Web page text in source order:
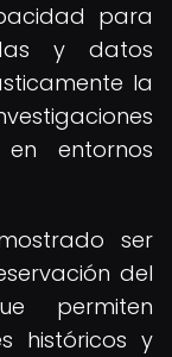
para
y datos
la
entornos
ser
del
permiten
históricos y